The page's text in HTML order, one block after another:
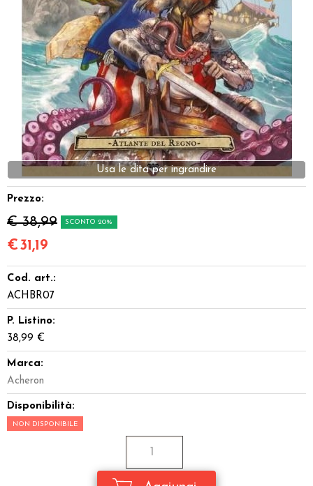
Dadi
Accessori
Giocattoli e Gadget
Offerte del Dragone
Prezzo:
€ 38,99 SCONTO 20%
€31,19
Cod. art.:
ACHBR07
P. Listino:
38,99 €
Marca:
Acheron
Disponibilità:
NON DISPONIBILE